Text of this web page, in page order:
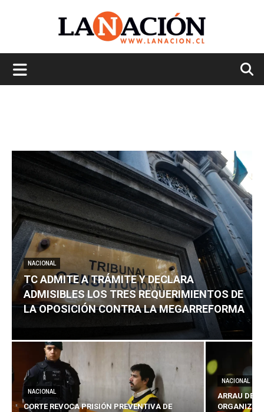
NACIONAL
TC ADMITE A TRÁMITE Y DECLARA
ADMISIBLES LOS TRES REQUERIMIENTOS DE
LA OPOSICIÓN CONTRA LA MEGARREFORMA
NACIONAL
CORTE REVOCA PRISIÓN PREVENTIVA DE
NACIONAL
ARRAU